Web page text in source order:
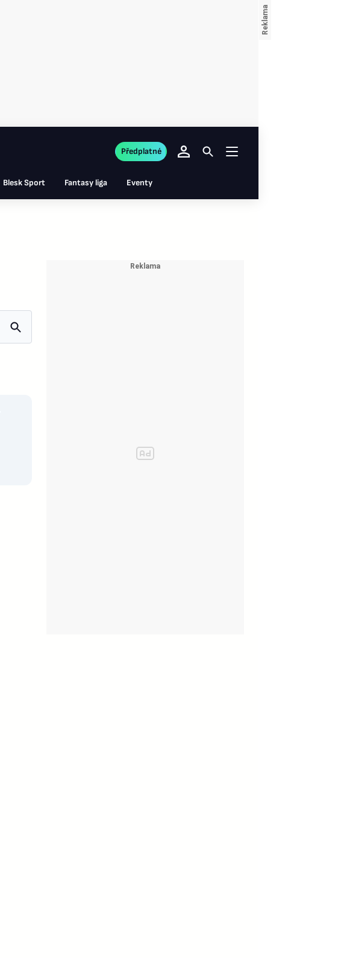
Blesk Sport Fantasy liga Eventy
Předplatné